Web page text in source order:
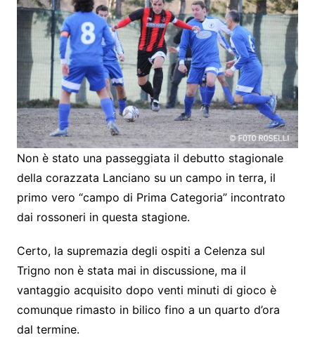
Non è stato una passeggiata il debutto stagionale
della corazzata Lanciano su un campo in terra, il
primo vero “campo di Prima Categoria” incontrato
dai rossoneri in questa stagione.
Certo, la supremazia degli ospiti a Celenza sul
Trigno non è stata mai in discussione, ma il
vantaggio acquisito dopo venti minuti di gioco è
comunque rimasto in bilico fino a un quarto d’ora
dal termine.